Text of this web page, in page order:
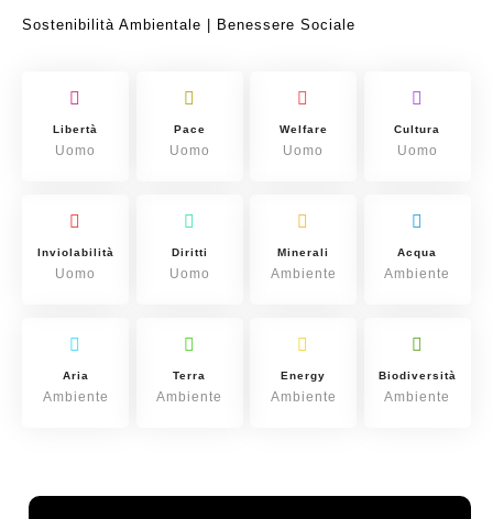
Sostenibilità Ambientale | Benessere Sociale
Libertà
Uomo
Pace
Uomo
Welfare
Uomo
Cultura
Uomo
Inviolabilità
Uomo
Diritti
Uomo
Minerali
Ambiente
Acqua
Ambiente
Aria
Ambiente
Terra
Ambiente
Energy
Ambiente
Biodiversità
Ambiente